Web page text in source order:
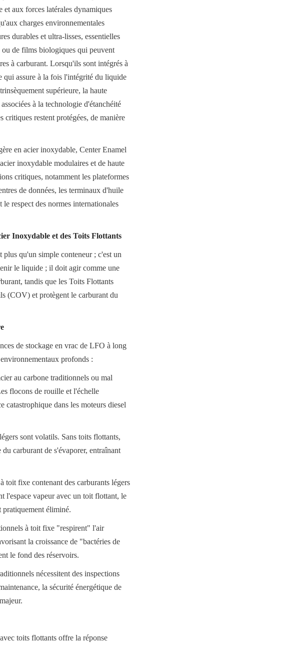
aux forces latérales dynamiques
charges environnementales
durables et ultra-lisses, essentielles
de films biologiques qui peuvent
à carburant. Lorsqu'ils sont intégrés à
qui assure à la fois l'intégrité du liquide
supérieure, la haute
à la technologie d'étanchéité
critiques restent protégées, de manière
en acier inoxydable, Center Enamel
inoxydable modulaires et de haute
critiques, notamment les plateformes
de données, les terminaux d'huile
respect des normes internationales
Inoxydable et des Toits Flottants
qu'un simple conteneur ; c'est un
le liquide ; il doit agir comme une
tandis que les Toits Flottants
(COV) et protègent le carburant du
de stockage en vrac de LFO à long
profonds :
au carbone traditionnels ou mal
flocons de rouille et l'échelle
dans les moteurs diesel
sont volatils. Sans toits flottants,
carburant de s'évaporer, entraînant
toit fixe contenant des carburants légers
l'espace vapeur avec un toit flottant, le
pratiquement éliminé.
à toit fixe "respirent" l'air
la croissance de "bactéries de
le fond des réservoirs.
nécessitent des inspections
la sécurité énergétique de
toits flottants offre la réponse